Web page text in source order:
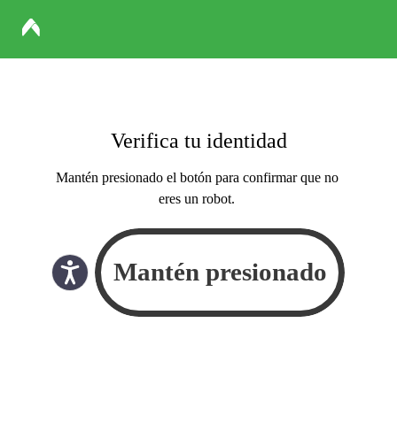
Verifica tu identidad
Mantén presionado el botón para confirmar que no
eres un robot.